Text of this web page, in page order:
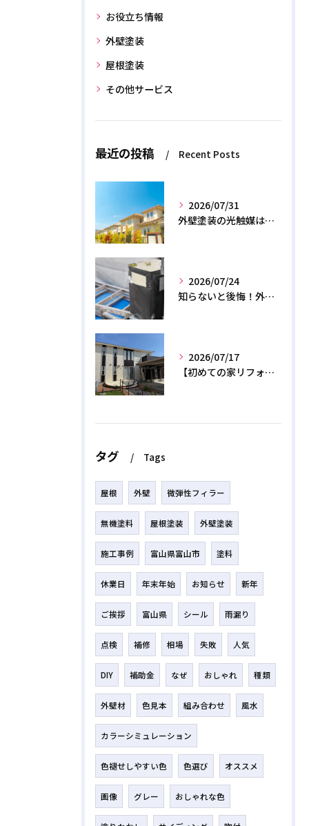
お役立ち情報
外壁塗装
屋根塗装
その他サービス
最近の投稿 Recent Posts
2026/07/31
外壁塗装の光触媒は効果なし？デメリットと2026年のリアル
2026/07/24
知らないと後悔！外壁塗装で無機質塗料を選ぶデメリットと3つの罠
2026/07/17
【初めての家リフォーム】外壁塗装の正しい時期と相場費用を解説
タグ Tags
屋根 外壁 微弾性フィラー
無機塗料 屋根塗装 外壁塗装
施工事例 富山県富山市 塗料
休業日 年末年始 お知らせ 新年
ご挨拶 富山県 シール 雨漏り
点検 補修 相場 失敗 人気
DIY 補助金 なぜ おしゃれ 種類
外壁材 色見本 組み合わせ 風水
カラーシミュレーション
色褪せしやすい色 色選び オススメ
画像 グレー おしゃれな色